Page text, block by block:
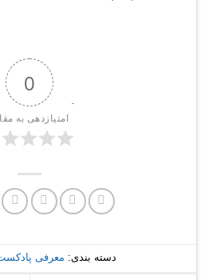
0
امتیازدهی به
دسته بندی: معرفی